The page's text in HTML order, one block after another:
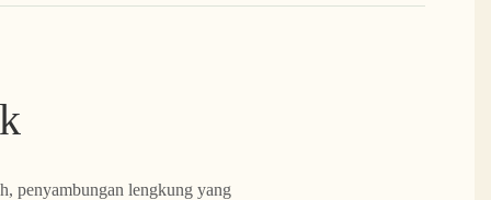
penyambungan lengkung yang